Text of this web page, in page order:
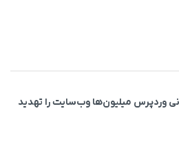
وردپرس میلیون‌ها وب‌سایت را تهدید